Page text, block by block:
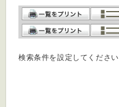
検索条件を設定してください